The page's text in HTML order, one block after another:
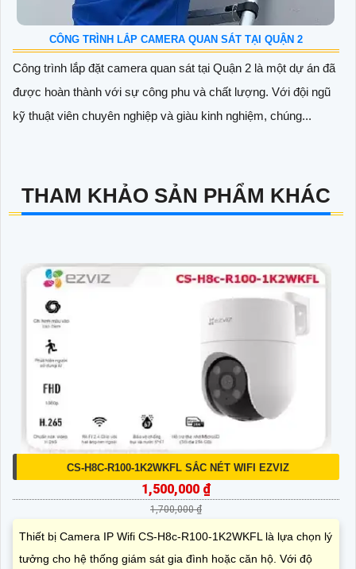
CÔNG TRÌNH LẮP CAMERA QUAN SÁT TẠI QUẬN 2
Công trình lắp đặt camera quan sát tại Quận 2 là một dự án đã
được hoàn thành với sự công phu và chất lượng. Với đội ngũ
kỹ thuật viên chuyên nghiệp và giàu kinh nghiệm, chúng...
THAM KHẢO SẢN PHẨM KHÁC
CS-H8C-R100-1K2WKFL SẮC NÉT WIFI EZVIZ
1,500,000 ₫
1,700,000 ₫
Thiết bị Camera IP Wifi CS-H8c-R100-1K2WKFL là lựa chọn lý
tưởng cho hệ thống giám sát gia đình hoặc căn hộ. Với độ